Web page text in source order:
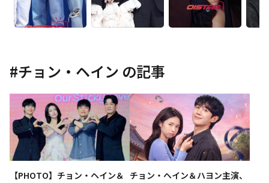
#チョン・ヘイン の記事
【PHOTO】チョン・ヘイン＆ チョン・ヘイン＆ハヨン主演、